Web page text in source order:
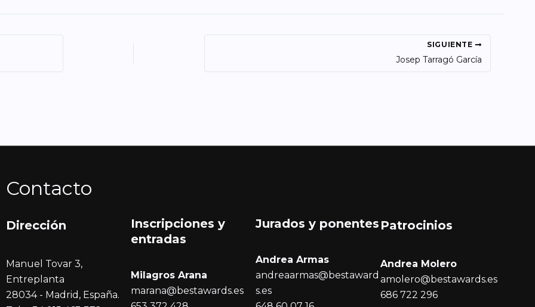
SIGUIENTE
Josep Tarragó García
Contacto
Dirección
Manuel Tovar 3,
Entreplanta
28034 - Madrid, España.
Inscripciones y
entradas
Milagros Arana
marana@bestawards.es
Jurados y ponentes
Andrea Armas
andreaarmas@bestaward
s.es
Patrocinios
Andrea Molero
amolero@bestawards.es
686 722 296